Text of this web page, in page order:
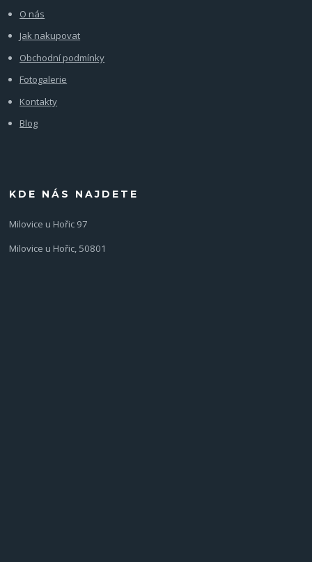
O nás
Jak nakupovat
Obchodní podmínky
Fotogalerie
Kontakty
Blog
KDE NÁS NAJDETE
Milovice u Hořic 97
Milovice u Hořic, 50801